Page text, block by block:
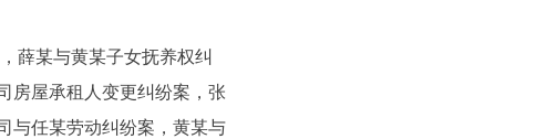
薛某与黄某子女抚养权纠
房屋承租人变更纠纷案，张
与任某劳动纠纷案，黄某与